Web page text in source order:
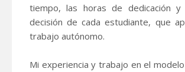
tiempo, las horas de dedicación y
decisión de cada estudiante, que
trabajo autónomo.
Mi experiencia y trabajo en el